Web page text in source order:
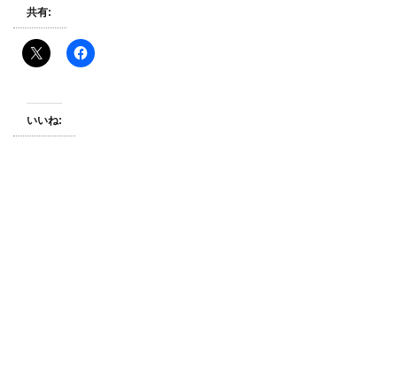
共有:
いいね: